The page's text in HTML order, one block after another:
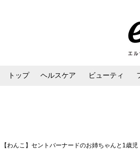
トップ ヘルスケア ビューティ
【わんこ】セントバーナードのお姉ちゃんと1歳児